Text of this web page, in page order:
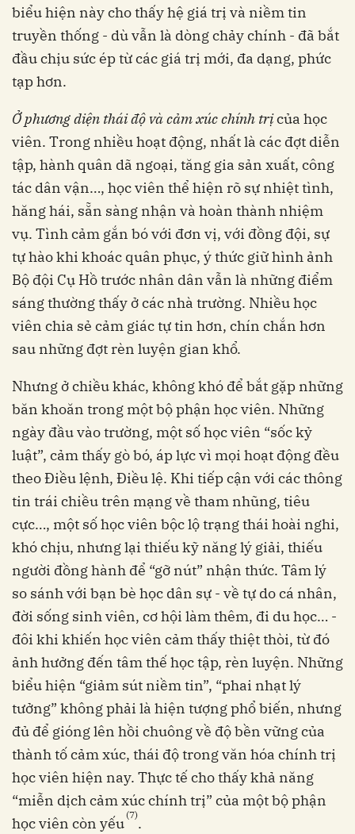
biểu hiện này cho thấy hệ giá trị và niềm tin
truyền thống - dù vẫn là dòng chảy chính - đã bắt
đầu chịu sức ép từ các giá trị mới, đa dạng, phức
tạp hơn.
Ở phương diện thái độ và cảm xúc chính trịcủa học
viên. Trong nhiều hoạt động, nhất là các đợt diễn
tập, hành quân dã ngoại, tăng gia sản xuất, công
tác dân vận…, học viên thể hiện rõ sự nhiệt tình,
hăng hái, sẵn sàng nhận và hoàn thành nhiệm
vụ. Tình cảm gắn bó với đơn vị, với đồng đội, sự
tự hào khi khoác quân phục, ý thức giữ hình ảnh
Bộ đội Cụ Hồ trước nhân dân vẫn là những điểm
sáng thường thấy ở các nhà trường. Nhiều học
viên chia sẻ cảm giác tự tin hơn, chín chắn hơn
sau những đợt rèn luyện gian khổ.
Nhưng ở chiều khác, không khó để bắt gặp những
băn khoăn trong một bộ phận học viên. Những
ngày đầu vào trường, một số học viên “sốc kỷ
luật”, cảm thấy gò bó, áp lực vì mọi hoạt động đều
theo Điều lệnh, Điều lệ. Khi tiếp cận với các thông
tin trái chiều trên mạng về tham nhũng, tiêu
cực…, một số học viên bộc lộ trạng thái hoài nghi,
khó chịu, nhưng lại thiếu kỹ năng lý giải, thiếu
người đồng hành để “gỡ nút” nhận thức. Tâm lý
so sánh với bạn bè học dân sự - về tự do cá nhân,
đời sống sinh viên, cơ hội làm thêm, đi du học… -
đôi khi khiến học viên cảm thấy thiệt thòi, từ đó
ảnh hưởng đến tâm thế học tập, rèn luyện. Những
biểu hiện “giảm sút niềm tin”, “phai nhạt lý
tưởng” không phải là hiện tượng phổ biến, nhưng
đủ để gióng lên hồi chuông về độ bền vững của
thành tố cảm xúc, thái độ trong văn hóa chính trị
học viên hiện nay. Thực tế cho thấy khả năng
“miễn dịch cảm xúc chính trị” của một bộ phận
học viên còn yếu(7).